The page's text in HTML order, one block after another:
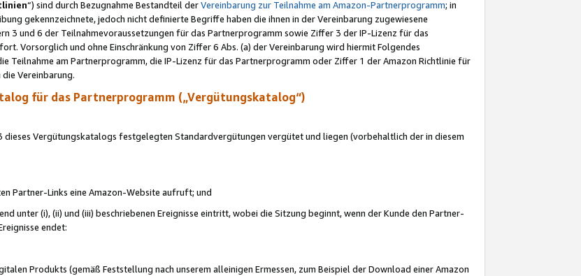
“) sind durch Bezugnahme Bestandteil derVereinbarung zur Teilnahme am Amazon-Partnerprogramm; in
gekennzeichnete, jedoch nicht definierte Begriffe haben die ihnen in der Vereinbarung zugewiesene
3 und 6 der Teilnahmevoraussetzungen für das Partnerprogramm sowie Ziffer 3 der IP-Lizenz für das
Vorsorglich und ohne Einschränkung von Ziffer 6 Abs. (a) der Vereinbarung wird hiermit Folgendes
Teilnahme am Partnerprogramm, die IP-Lizenz für das Partnerprogramm oder Ziffer 1 der Amazon Richtlinie für
Vereinbarung.
für das Partnerprogramm („Vergütungskatalog“)
dieses Vergütungskatalogs festgelegten Standardvergütungen vergütet und liegen (vorbehaltlich der in diesem
Partner-Links eine Amazon-Website aufruft; und
unter (i), (ii) und (iii) beschriebenen Ereignisse eintritt, wobei die Sitzung beginnt, wenn der Kunde den Partner-
endet:
Produkts (gemäß Feststellung nach unserem alleinigen Ermessen, zum Beispiel der Download einer Amazon